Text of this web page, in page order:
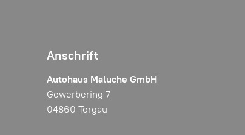
Anschrift
Autohaus Maluche GmbH
Gewerbering 7
04860 Torgau